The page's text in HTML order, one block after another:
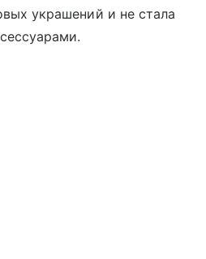
украшений и не стала